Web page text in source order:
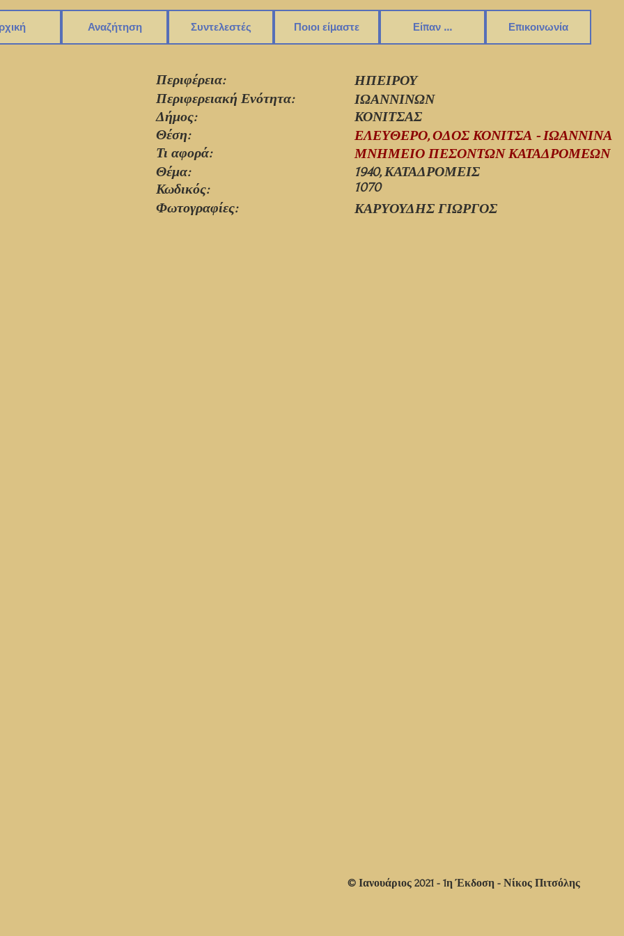
Αναζήτηση Συντελεστές Ποιοι είμαστε Είπαν ... Επικοινωνία
Περιφέρεια:
Περιφερειακή Ενότητα:
Δήμος:
Θέση:
Τι αφορά:
Θέμα:
Κωδικός:
Φωτογραφίες:
ΗΠΕΙΡΟΥ
ΙΩΑΝΝΙΝΩΝ
ΚΟΝΙΤΣΑΣ
ΕΛΕΥΘΕΡΟ, ΟΔΟΣ ΚΟΝΙΤΣΑ - ΙΩΑΝΝΙΝΑ
ΜΝΗΜΕΙΟ ΠΕΣΟΝΤΩΝ ΚΑΤΑΔΡΟΜΕΩΝ
1940, ΚΑΤΑΔΡΟΜΕΙΣ
1070
ΚΑΡΥΟΥΔΗΣ ΓΙΩΡΓΟΣ
© Ιανουάριος 2021 - 1η Έκδοση - Νίκος Πιτσόλης